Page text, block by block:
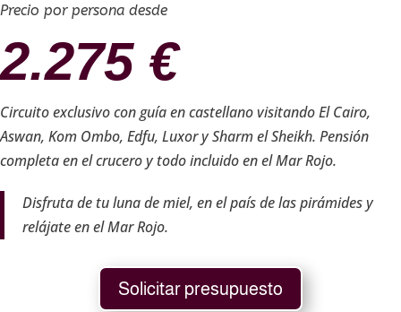
Precio por persona desde
2.275 €
Circuito exclusivo con guía en castellano visitando El Cairo,
Aswan, Kom Ombo, Edfu, Luxor y Sharm el Sheikh. Pensión
completa en el crucero y todo incluido en el Mar Rojo.
Disfruta de tu luna de miel, en el país de las pirámides y
relájate en el Mar Rojo.
Solicitar presupuesto